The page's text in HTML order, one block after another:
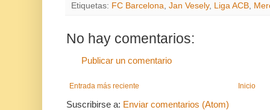
Etiquetas: FC Barcelona Jan Vesely, Liga ACB
No hay comentarios:
Publicar un comentario
Entrada más reciente Inicio
Suscribirse a: Enviar comentarios (Atom)